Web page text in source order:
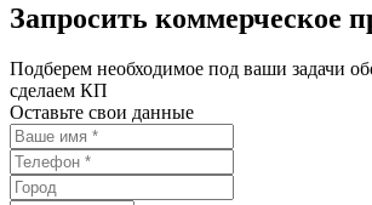
Запросить коммерческое
Подберем необходимое под ваши задачи
сделаем КП
Оставьте свои данные